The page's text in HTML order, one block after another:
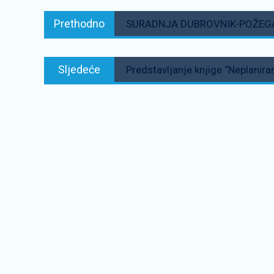
Navigacija
objava
Prethodno SURADNJA DUBROVNIK-
Sljedeće Predstavljanje knjige